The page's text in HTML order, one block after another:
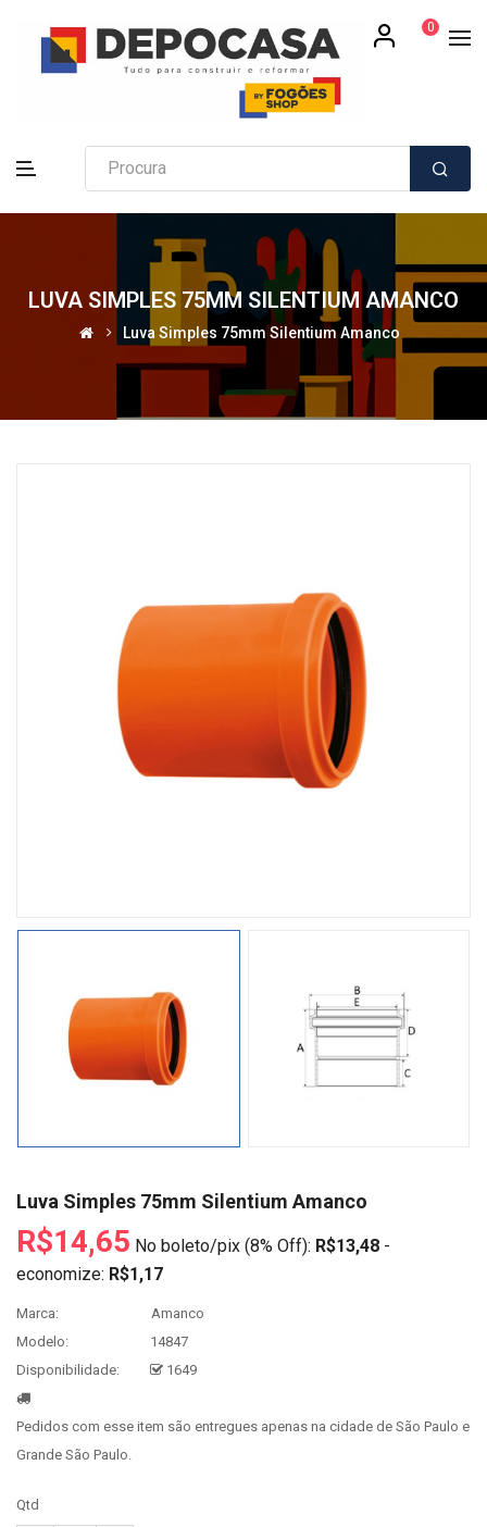
0
LUVA SIMPLES 75MM SILENTIUM AMANCO
Luva Simples 75mm Silentium Amanco
Luva Simples 75mm Silentium Amanco
R$14,65 No boleto/pix (8% Off): R$13,48 -
economize: R$1,17
Marca:
Amanco
Modelo:
14847
Disponibilidade:
1649
Pedidos com esse item são entregues apenas na cidade de São Paulo e
Grande São Paulo.
Qtd